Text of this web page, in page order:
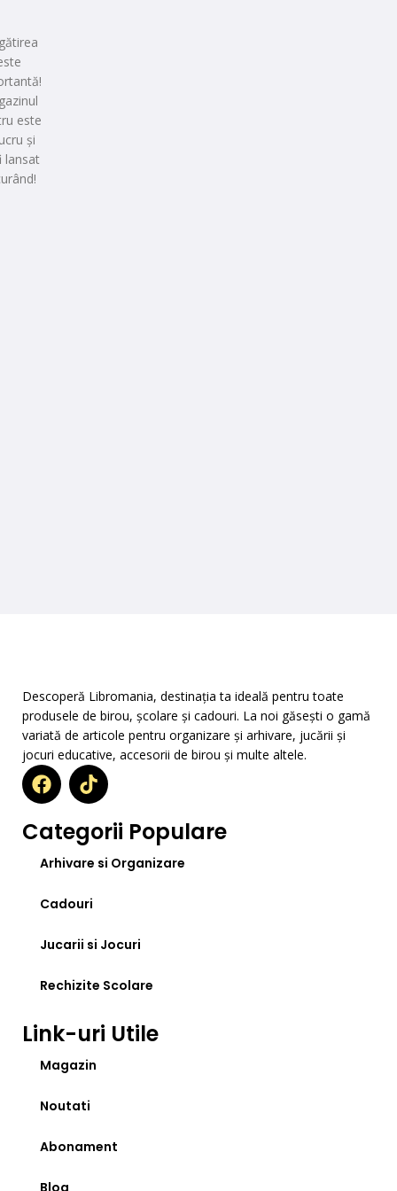
este
și
lansat
Descoperă Libromania, destinația ta ideală pentru toate
produsele de birou, școlare și cadouri. La noi găsești o gamă
variată de articole pentru organizare și arhivare, jucării și
jocuri educative, accesorii de birou și multe altele.
Categorii Populare
Arhivare si Organizare
Cadouri
Jucarii si Jocuri
Rechizite Scolare
Link-uri Utile
Magazin
Noutati
Abonament
Blog